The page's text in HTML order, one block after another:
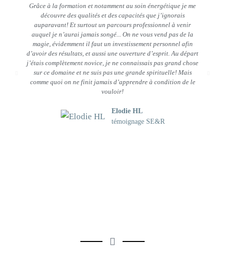
Grâce à la formation et notamment au soin énergétique je me
découvre des qualités et des capacités que j’ignorais
auparavant! Et surtout un parcours professionnel à venir
auquel je n’aurai jamais songé... On ne vous vend pas de la
magie, évidemment il faut un investissement personnel afin
d’avoir des résultats, et aussi une ouverture d’esprit. Au départ
j’étais complètement novice, je ne connaissais pas grand chose
sur ce domaine et ne suis pas une grande spirituelle! Mais
comme quoi on ne finit jamais d’apprendre à condition de le
vouloir!
Elodie HL
témoignage SE&R